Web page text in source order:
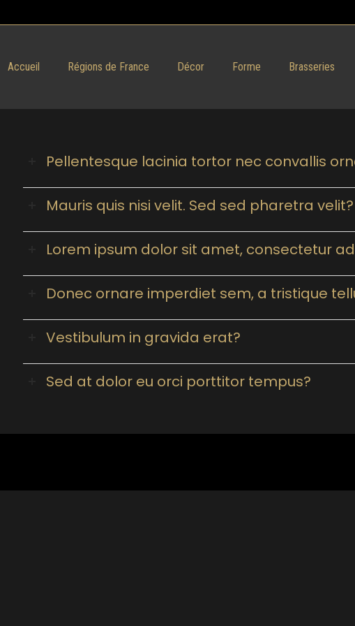
Accueil Régions de France Décor Forme Brasseries
Pellentesque lacinia tortor nec convallis
Mauris quis nisi velit. Sed sed pharetra velit?
Lorem ipsum dolor sit amet, consectetur
Donec ornare imperdiet sem, a tristique
Vestibulum in gravida erat?
Sed at dolor eu orci porttitor tempus?